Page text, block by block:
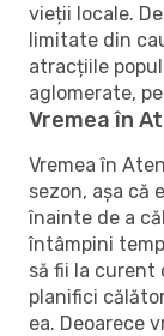
vieții locale.
limitate din
atracțiile
aglomerate,
Vremea în
Vremea în
sezon, așa că
înainte de a
întâmpini
să fii la curent
planifici
ea. Deoarece